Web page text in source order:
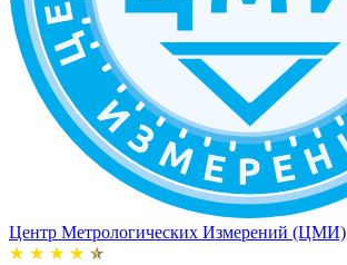
Центр Метрологических Измерений (ЦМИ)
★ ★ ★ ★ ★